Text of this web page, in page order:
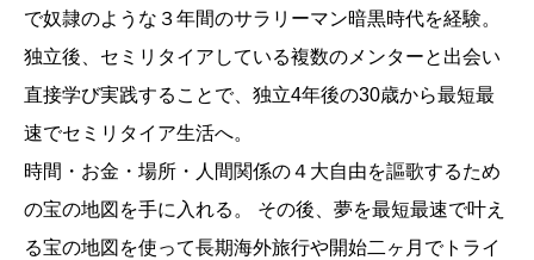
で奴隷のような３年間のサラリーマン暗黒時代を経験。
独立後、セミリタイアしている複数のメンターと出会い
直接学び実践することで、独立4年後の30歳から最短最
速でセミリタイア生活へ。
時間・お金・場所・人間関係の４大自由を謳歌するため
の宝の地図を手に入れる。 その後、夢を最短最速で叶え
る宝の地図を使って長期海外旅行や開始二ヶ月でトライ